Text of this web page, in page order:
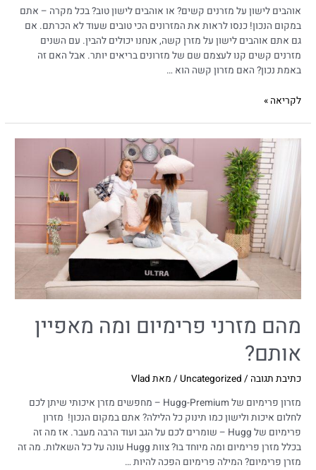
אוהבים לישון על מזרנים קשים? או אוהבים לישון טוב? בכל מקרה – אתם
במקום הנכון! כנסו לראות את המזרונים הכי טובים שעוד לא הכרתם. אם
גם אתם אוהבים לישון על מזרן קשה, אנחנו יכולים להבין. עם השנים
מזרנים קשים קנו לעצמם שם של מזרונים בריאים יותר. אבל האם זה
באמת נכון? האם מזרון קשה הוא …
לקריאה »
מהם מזרני פרימיום ומה מאפיין
אותם?
כתיבת תגובה /
Uncategorized / מאת Vlad
מזרון פרימיום של Hugg-Premium – מחפשים מזרן איכותי שיתן לכם
לחלום איכות ולישון כמו תינוק כל הלילה? אתם במקום הנכון! מזרון
פרימיום של Hugg – שומרים לכם על הגב ועוד הרבה מעבר. אז מה זה
בכלל מזרן פרימיום ומה מיוחד בו? צוות Hugg עונה על כל השאלות. מה זה
מזרן פרימיום? המילה פרימיום הפכה להיות …